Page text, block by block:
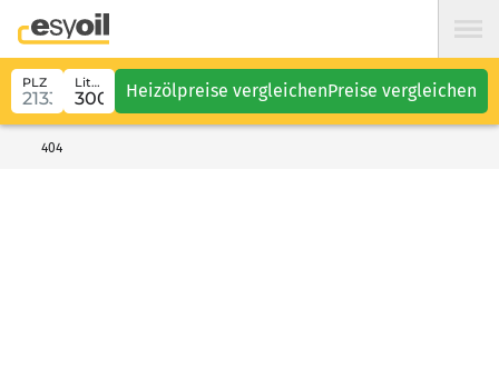
PLZ Liter Heizölpreise vergleichenPreise vergleichen
404